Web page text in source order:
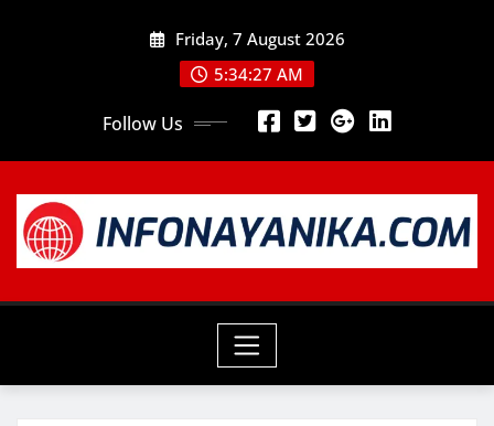
Friday, 7 August 2026
5:34:28 AM
Follow Us